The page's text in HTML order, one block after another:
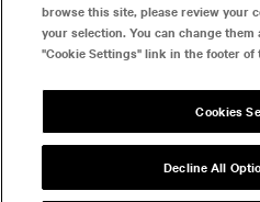
browse this site, please review your
your selection. You can change
"Cookie Settings" link in the footer of
Cookies
Decline All